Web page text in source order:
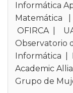
y
problemas
•
de
de datos,
Informática
Matemática
OFIRCA|
Observatorio
Informática
Academic
Grupo de